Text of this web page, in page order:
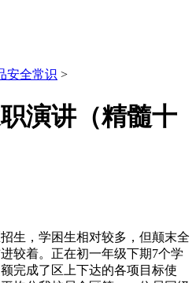
安全常识 >
演讲（精髓十
，学困生相对较多，但颠末全
较着。正在初一年级下期7个学
完成了区上下达的各项目标使